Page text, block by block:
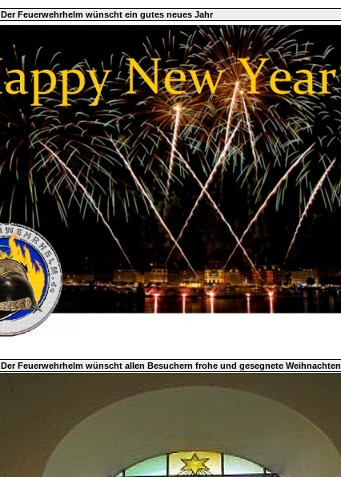
Der Feuerwehrhelm wünscht ein gutes neues Jahr
Der Feuerwehrhelm wünscht allen Besuchern frohe und gesegnete Weihnachten